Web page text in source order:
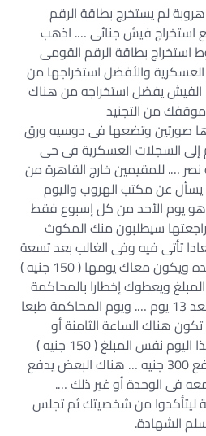
لم يستخرج بطاقة الرقم
استخراج فيش جنائى …. اذهب
بطاقة الرقم القومى
والأفضل استخراجها من
الفيش يفضل استخراجه من هناك
من التجنيد
صورتين وتضعها فى دوسيه ورق
إلى السجلات العسكرية فى حى
نصر …. للمقيمين خارج القاهرة من
عن مكتب الهروب واليوم
هو يوم الأحد من كل إسبوع فقط
سيطلبون منك المكوث
تأتى فيه وفى الغالب بعد تسعة
أيام أى يوم الاثنين الذى بعده ويكون معاك يومها ( 150 جنيه )
ويعطوك إخطارا بالمحاكمة
وغالبا ما يكون يوم أربعاء بعد 13 يوم …. ويوم المحاكمة طبعا
هناك الساعة الثامنة أو
قبلها وستدفع أيضا فى هذا اليوم نفس المبلغ ( 150 جنيه )
كدة يبقى إجمالى الذى يُدفع 300 جنيه … هناك البعض يدفع
فى الوحدة أو غير ذلك ….
ليتأكدوا من شخصيتك ثم تجلس
الشهادة.